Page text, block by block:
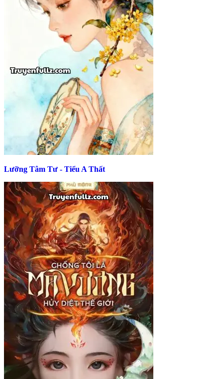
Lưỡng Tâm Tư - Tiểu A Thất